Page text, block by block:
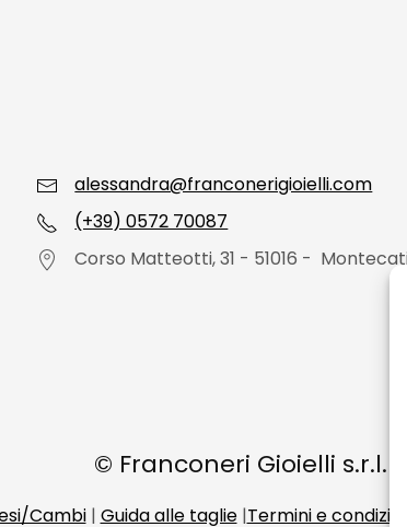
alessandra@franconerigioielli.com
(+39) 0572 70087
Corso Matteotti, 31 - 51016 -
© Franconeri Gioielli s.r.l.
Cambi| Guida alle taglie|Termini e